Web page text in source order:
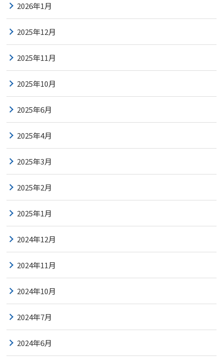
2026年1月
2025年12月
2025年11月
2025年10月
2025年6月
2025年4月
2025年3月
2025年2月
2025年1月
2024年12月
2024年11月
2024年10月
2024年7月
2024年6月